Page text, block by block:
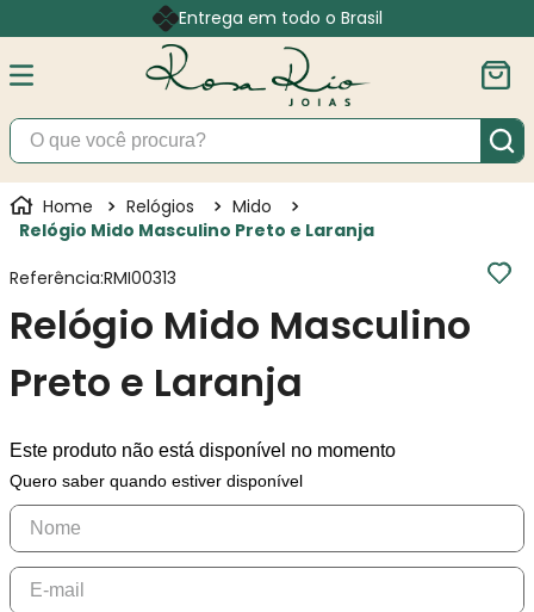
Entrega em todo o Brasil
O que você procura?
Relógios
Mido
Relógio Mido Masculino Preto e Laranja
Referência:RMI00313
Relógio Mido Masculino
Preto e Laranja
Este produto não está disponível no momento
Quero saber quando estiver disponível